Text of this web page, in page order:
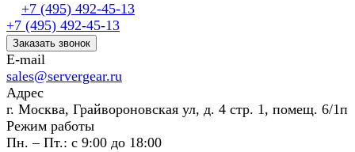
+7 (495) 492-45-13
+7 (495) 492-45-13
Заказать звонок
E-mail
sales@servergear.ru
Адрес
г. Москва, Грайвороновская ул, д. 4 стр. 1, помещ. 6/1п
Режим работы
Пн. – Пт.: с 9:00 до 18:00